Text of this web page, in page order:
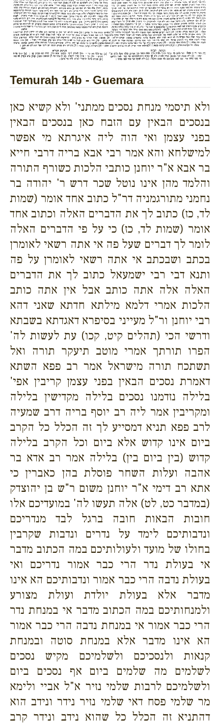
Temurah 14b - Guemara
ולא תיסמי מנחת נסכים ממתני' ולא קשיא כאן
בנסכים הבאין עם הזבח כאן בנסכים הבאין
בפני עצמן ואי הוה ליה איגרתא מי אפשר
למישלחא והא אמר רבי אבא בריה דרבי חייא
בר אבא א"ר יוחנן כותבי הלכות כשורף התורה
והלמד מהן אינו נוטל שכר דרש ר' יהודה בר
נחמני מתורגמניה דר"ל כתוב אחד אומר (שמות
לד, כז) כתוב לך את הדברים האלה וכתוב אחד
אומר (שמות לד, כז) כי על פי הדברים האלה
לומר לך דברים שעל פה אי אתה רשאי לאומרן
בכתב ושבכתב אי אתה רשאי לאומרן על פה
ותנא דבי רבי ישמעאל כתוב לך את הדברים
האלה אלה אתה כותב אבל אין אתה כותב
הלכות אמרי דלמא מילתא חדתא שאני דהא
רבי יוחנן ור"ל מעייני בסיפרא דאגדתא בשבתא
ודרשי הכי (תהלים קיט, קכו) עת לעשות לה'
הפרו תורתך אמרי מוטב תיעקר תורה ואל
תשתכח תורה מישראל אמר רב פפא השתא
דאמרת נסכים הבאין בפני עצמן קריבין אפי'
בלילה נזדמנו נסכים בלילה מקדישין בלילה
ומקריבין אמר ליה רב יוסף בריה דרב שמעיה
לרב פפא תניא דמסייע לך זה הכלל כל הקרב
ביום אינו קדוש אלא ביום וכל הקרב בלילה
קדוש (בין ביום בין) בלילה אמר רב אדא בר
אהבה ועלות השחר פוסלת בהן כאברין כי
אתא רב דימי א"ר יוחנן משום ר"ש בן יהוצדק
(במדבר כט, לט) אלה תעשו לה' במועדיכם אלו
חובות הבאות חובה ברגל לבד מנדריכם
ונדבותיכם לימד על נדרים ונדבות שקרבין
בחולו של מועד ולעולותיכם במה הכתוב מדבר
אי בעולת נדר הרי כבר אמור נדריכם ואי
בעולת נדבה הרי כבר אמור ונדבותיכם הא אינו
מדבר אלא בעולת יולדת ועולת מצורע
ולמנחותיכם במה הכתוב מדבר אי במנחת נדר
הרי כבר אמור אי במנחת נדבה הרי כבר אמור
הא אינו מדבר אלא במנחת סוטה ובמנחת
קנאות ולנסכיכם ולשלמיכם מקיש נסכים
לשלמים מה שלמים ביום אף נסכים ביום
ולשלמיכם לרבות שלמי נזיר א"ל אביי ולימא
מר שלמי פסח דאי שלמי נזיר נידר ונידב הוא
דהתניא זה הכלל כל שהוא נידב ונידר קרב